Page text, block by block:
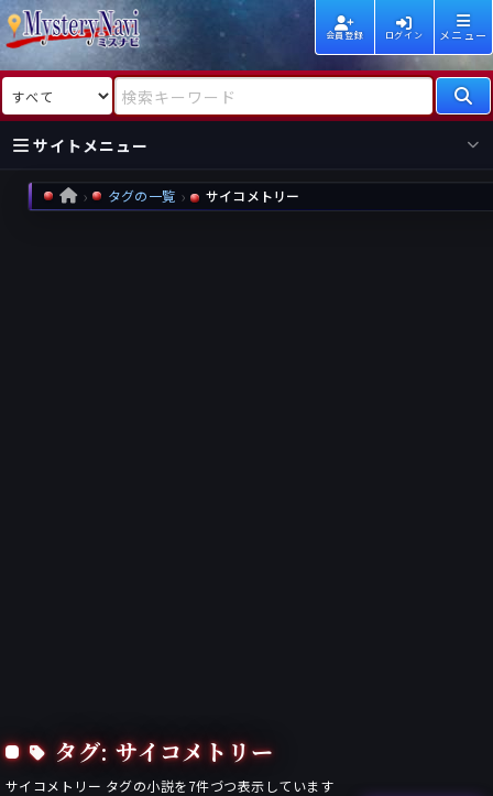
会員登録 ログイン メニュー
検索対象 検索キーワード
サイトメニュー
国内
海外
HOME タグの一覧 サイコメトリー
タグ: サイコメトリー
サイコメトリー タグの小説を7件づつ表示しています